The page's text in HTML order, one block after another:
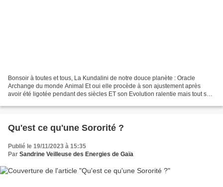
Bonsoir à toutes et tous, La Kundalini de notre douce planète : Oracle
Archange du monde Animal Et oui elle procède à son ajustement après
avoir été ligotée pendant des siècles ET son Evolution ralentie mais tout se
Qu'est ce qu'une Sororité ?
Publié le 19/11/2023 à 15:35
Par Sandrine Veilleuse des Energies de Gaïa